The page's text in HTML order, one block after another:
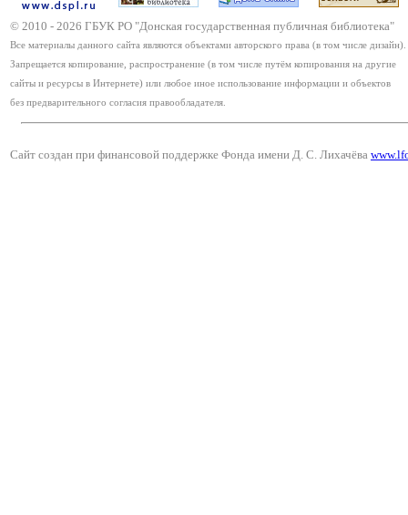
© 2010 - 2026 ГБУК РО "Донская государственная публичная библиотека"
Все материалы данного сайта являются объектами авторского права (в том числе дизайн).
Запрещается копирование, распространение (в том числе путём копирования на другие
сайты и ресурсы в Интернете) или любое иное использование информации и объектов
без предварительного согласия правообладателя.
Сайт создан при финансовой поддержке Фонда имени Д. С. Лихачёва